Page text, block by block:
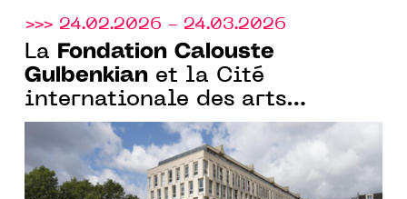
>>> 24.02.2026 - 24.03.2026
La
Fondation Calouste
Gulbenkian et la Cité
internationale des arts
annoncent la 4e édition du
programme de résidence
Curadores